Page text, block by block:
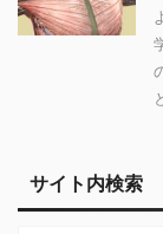
サイト内検索